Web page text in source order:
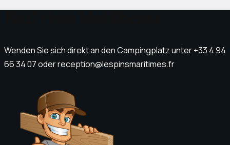
Wenden Sie sich direkt an den Campingplatz unter +33 4 94
66 34 07 oder reception@lespinsmaritimes.fr